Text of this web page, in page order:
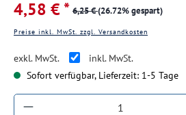
4,58 € * 6,25 €(26.72% gespart)
Preise inkl. MwSt. zzgl. Versandkosten
exkl. MwSt.
inkl. MwSt.
Sofort verfügbar, Lieferzeit: 1-5 Tage
Produkt Anzahl: Gib den